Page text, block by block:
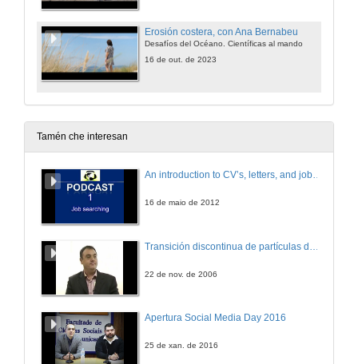
Erosión costera, con Ana Bernabeu
Desafíos del Océano. Científicas al mando
16 de out. de 2023
Tamén che interesan
An introduction to CV’s, letters, and job searching
16 de maio de 2012
22 de nov. de 2006
Apertura Social Media Day 2016
25 de xan. de 2016